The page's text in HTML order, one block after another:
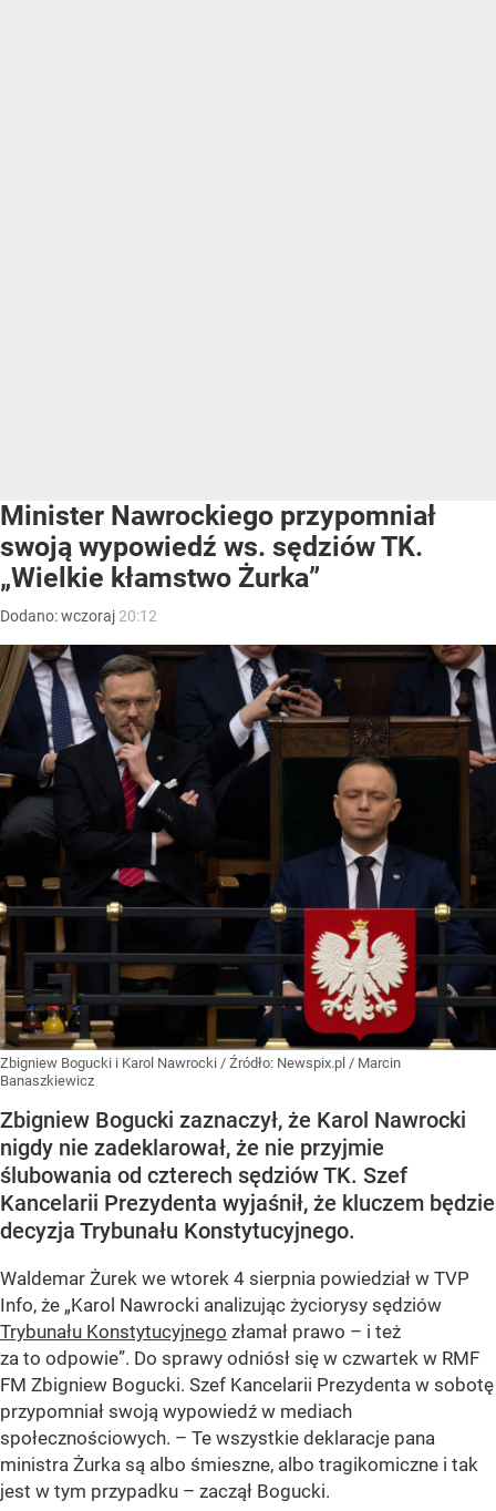
Minister Nawrockiego przypomniał
swoją wypowiedź ws. sędziów TK.
„Wielkie kłamstwo Żurka”
Dodano:wczoraj 20:12
Zbigniew Bogucki i Karol Nawrocki / Źródło: Newspix.pl / Marcin
Banaszkiewicz
Zbigniew Bogucki zaznaczył, że Karol Nawrocki
nigdy nie zadeklarował, że nie przyjmie
ślubowania od czterech sędziów TK. Szef
Kancelarii Prezydenta wyjaśnił, że kluczem będzie
decyzja Trybunału Konstytucyjnego.
Waldemar Żurek we wtorek 4 sierpnia powiedział w TVP
Info, że „Karol Nawrocki analizując życiorysy sędziów
Trybunału Konstytucyjnego złamał prawo – i też
za to odpowie”. Do sprawy odniósł się w czwartek w RMF
FM Zbigniew Bogucki. Szef Kancelarii Prezydenta w sobotę
przypomniał swoją wypowiedź w mediach
społecznościowych. – Te wszystkie deklaracje pana
ministra Żurka są albo śmieszne, albo tragikomiczne i tak
jest w tym przypadku – zaczął Bogucki.